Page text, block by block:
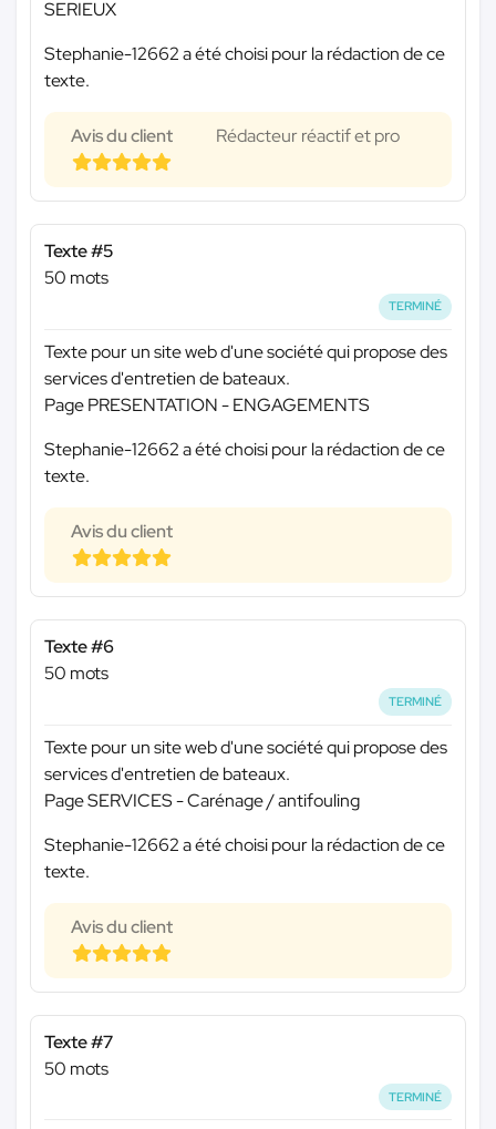
SERIEUX
Stephanie-12662 a été choisi pour la rédaction de ce
texte.
Avis du client Rédacteur réactif et pro
Texte #5
50 mots
TERMINÉ
Texte pour un site web d'une société qui propose des
services d'entretien de bateaux.
Page PRESENTATION - ENGAGEMENTS
Stephanie-12662 a été choisi pour la rédaction de ce
texte.
Avis du client
Texte #6
50 mots
TERMINÉ
Texte pour un site web d'une société qui propose des
services d'entretien de bateaux.
Page SERVICES - Carénage / antifouling
Stephanie-12662 a été choisi pour la rédaction de ce
texte.
Avis du client
Texte #7
50 mots
TERMINÉ